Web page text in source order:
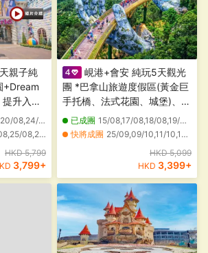
親子純
+Dream
升入住
Prime
及暢
08,24/08
09,05/09,06/09,07/09,08/09,09/09,10/09,11/09,12/09
11,19/11,22/11,24/11,26/11,29/11,01/12,03/12,06/12,08/12
HKD 5,799
3,799+
峴港+會安 純玩5天觀光
團 *巴拿山旅遊度假區(黃金巨
手托橋、法式花園、城堡)、
「世界文化遺產」會安古城(古
老大宅、會館、來遠橋)《純玩
已成團 15/08,17/08,18/08,19/08,20/08,21/08,22/08,23/08,26/08,27/08,28/08,29/08,30/08,31/08,01/09,02/09,03/09,04/09,05/09,06/09
快將成團 25/09,09/10,11/10,12/10,13/10,18/10,20/10,22/10,23/10,08/11,12/11,15/11,17/11,18/11,19/11,20/11,23/11,24/11,27/11,03/12
HKD 5,099
HKD 3,399+